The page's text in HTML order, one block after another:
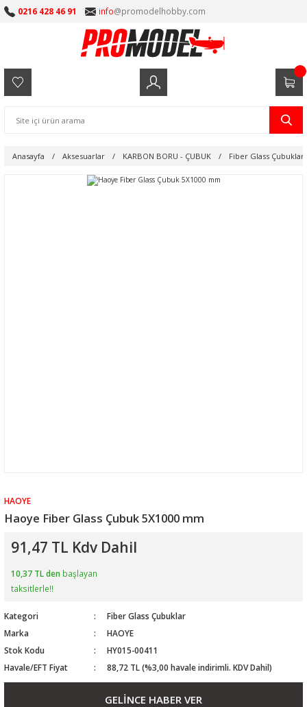
0216 428 46 91 info@promodelhobby.com
Anasayfa Aksesuarlar KARBON BORU - ÇUBUK Fiber Glass Çubuklar
HAOYE
Haoye Fiber Glass Çubuk 5X1000 mm
91,47 TL Kdv Dahil
10,37 TL den başlayan
taksitlerle!!
Kategori
Fiber Glass Çubuklar
Marka
HAOYE
Stok Kodu
HY015-00411
Havale/EFT Fiyat
88,72 TL (%3,00 havale indirimli. KDV Dahil)
GELİNCE HABER VER